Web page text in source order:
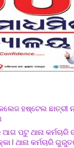
ହଷ୍ଟେଲ ଛାତ୍ରୀ
ଆଗ ପଟୁ ଥାନା
l ଥାନା କର୍ମଚାରି